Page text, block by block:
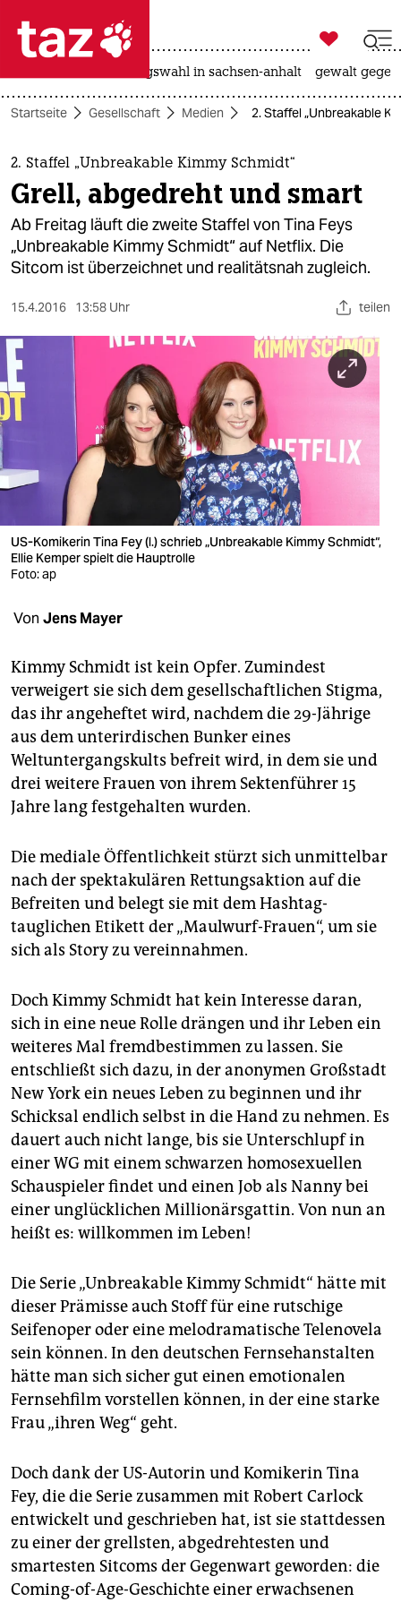
 taz zahl ich
taz zahl ich
themen
politik
öko
sport
berlin
wahrheit
verlag
verlag
shop
fragen & hilfe
unterstützen
abo
genossenschaft
epaper login

taz zahl ich
landtagswahl in sachsen-anhalt gewalt
Startseite Gesellschaft Medien 2. Staffel „Unbreakable
2. Staffel „Unbreakable Kimmy Schmidt“
Grell, abgedreht und smart
Ab Freitag läuft die zweite Staffel von Tina Feys
„Unbreakable Kimmy Schmidt“ auf Netflix. Die
Sitcom ist überzeichnet und realitätsnah zugleich.
15.4.2016 13:58 Uhr teilen
US-Komikerin Tina Fey (l.) schrieb „Unbreakable Kimmy Schmidt“,
Ellie Kemper spielt die Hauptrolle
Foto: ap
Von Jens Mayer
Kimmy Schmidt ist kein Opfer. Zumindest
verweigert sie sich dem gesellschaftlichen Stigma,
das ihr angeheftet wird, nachdem die 29-Jährige
aus dem unterirdischen Bunker eines
Weltuntergangskults befreit wird, in dem sie und
drei weitere Frauen von ihrem Sektenführer 15
Jahre lang festgehalten wurden.
Die mediale Öffentlichkeit stürzt sich unmittelbar
nach der spektakulären Rettungsaktion auf die
Befreiten und belegt sie mit dem Hashtag-
tauglichen Etikett der „Maulwurf-Frauen“, um sie
sich als Story zu vereinnahmen.
Doch Kimmy Schmidt hat kein Interesse daran,
sich in eine neue Rolle drängen und ihr Leben ein
weiteres Mal fremdbestimmen zu lassen. Sie
entschließt sich dazu, in der anonymen Großstadt
New York ein neues Leben zu beginnen und ihr
Schicksal endlich selbst in die Hand zu nehmen. Es
dauert auch nicht lange, bis sie Unterschlupf in
einer WG mit einem schwarzen homosexuellen
Schauspieler findet und einen Job als Nanny bei
einer unglücklichen Millionärsgattin. Von nun an
heißt es: willkommen im Leben!
Die Serie „Unbreakable Kimmy Schmidt“ hätte mit
dieser Prämisse auch Stoff für eine rutschige
Seifenoper oder eine melodramatische Telenovela
sein können. In den deutschen Fernsehanstalten
hätte man sich sicher gut einen emotionalen
Fernsehfilm vorstellen können, in der eine starke
Frau „ihren Weg“ geht.
Doch dank der US-Autorin und Komikerin Tina
Fey, die die Serie zusammen mit Robert Carlock
entwickelt und geschrieben hat, ist sie stattdessen
zu einer der grellsten, abgedrehtesten und
smartesten Sitcoms der Gegenwart geworden: die
Coming-of-Age-Geschichte einer erwachsenen